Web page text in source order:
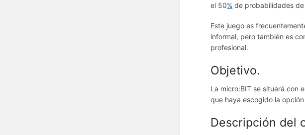
el 50% de probabilidades
Este juego es
informal, pero también es
profesional.
Objetivo.
La micro:BIT se situará con
que haya escogido la
Descripción del